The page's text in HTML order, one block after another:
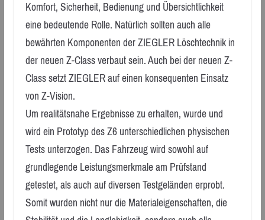
Komfort, Sicherheit, Bedienung und Übersichtlichkeit
eine bedeutende Rolle. Natürlich sollten auch alle
bewährten Komponenten der ZIEGLER Löschtechnik in
der neuen Z-Class verbaut sein. Auch bei der neuen Z-
Class setzt ZIEGLER auf einen konsequenten Einsatz
von Z-Vision.
Um realitätsnahe Ergebnisse zu erhalten, wurde und
wird ein Prototyp des Z6 unterschiedlichen physischen
Tests unterzogen. Das Fahrzeug wird sowohl auf
grundlegende Leistungsmerkmale am Prüfstand
getestet, als auch auf diversen Testgeländen erprobt.
Somit wurden nicht nur die Materialeigenschaften, die